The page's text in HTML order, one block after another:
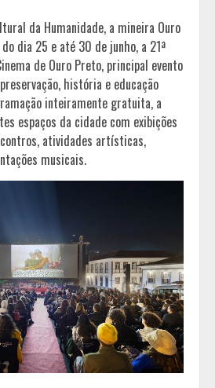
da Humanidade, a mineira Ouro
dia 25 e até 30 de junho, a 21ª
de Ouro Preto, principal evento
história e educação
inteiramente gratuita, a
espaços da cidade com exibições
atividades artísticas,
musicais.